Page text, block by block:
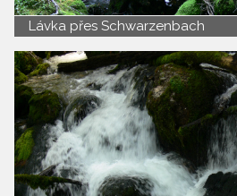
Lávka přes Schwarzenbach